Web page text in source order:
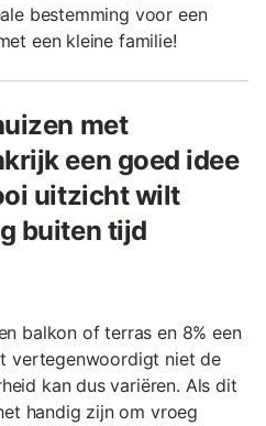
bestemming voor een
een kleine familie!
met
een goed idee
uitzicht wilt
buiten tijd
balkon of terras en 8% een
vertegenwoordigt niet de
kan dus variëren. Als dit
handig zijn om vroeg